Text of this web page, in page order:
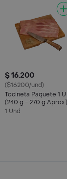
$ 16.200
($16200/und)
Tocineta Paquete 1 U
(240 g - 270 g Aprox.)
1 Und